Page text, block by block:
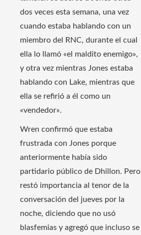
dos veces esta semana, una vez
cuando estaba hablando con un
miembro del RNC, durante el cual
ella lo llamó «el maldito enemigo»,
y otra vez mientras Jones estaba
hablando con Lake, mientras que
ella se refirió a él como un
«vendedor».
Wren confirmó que estaba
frustrada con Jones porque
anteriormente había sido
partidario público de Dhillon. Pero
restó importancia al tenor de la
conversación del jueves por la
noche, diciendo que no usó
blasfemias y agregó que incluso se